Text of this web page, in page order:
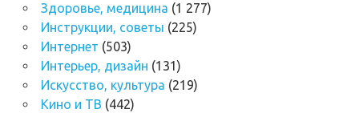
Здоровье, медицина (1 277)
Инструкции, советы (225)
Интернет (503)
Интерьер, дизайн (131)
Искусство, культура (219)
Кино и ТВ (442)